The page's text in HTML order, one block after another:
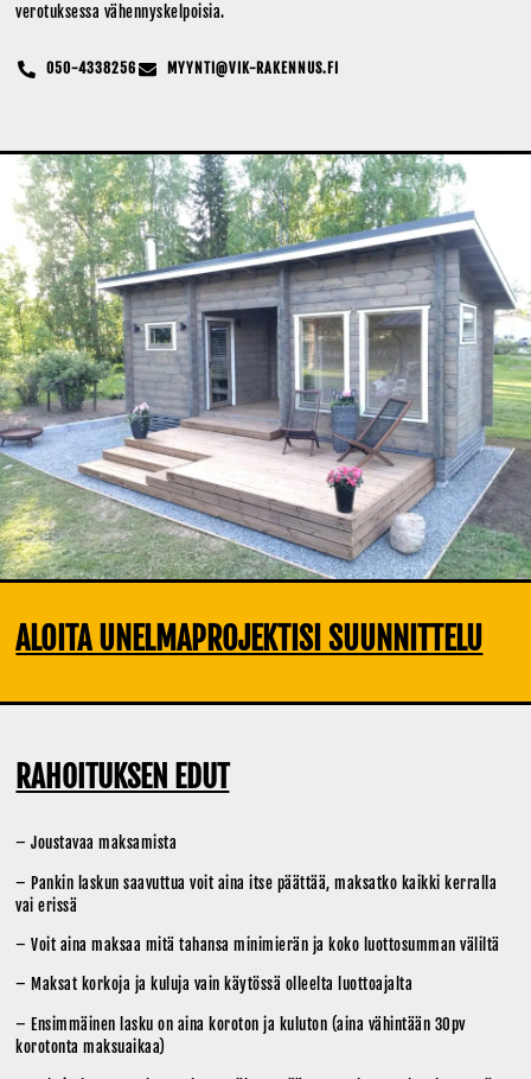
verotuksessa vähennyskelpoisia.
050-4338256 MYYNTI@VIK-RAKENNUS.FI
ALOITA UNELMAPROJEKTISI SUUNNITTELU
RAHOITUKSEN EDUT
– Joustavaa maksamista
– Pankin laskun saavuttua voit aina itse päättää, maksatko kaikki kerralla
vai erissä
– Voit aina maksaa mitä tahansa minimierän ja koko luottosumman väliltä
– Maksat korkoja ja kuluja vain käytössä olleelta luottoajalta
– Ensimmäinen lasku on aina koroton ja kuluton (aina vähintään 30pv
korotonta maksuaikaa)